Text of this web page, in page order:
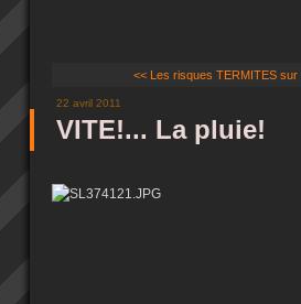
<< Les risques TERMITES sur
22 avril 2011
VITE!... La pluie!